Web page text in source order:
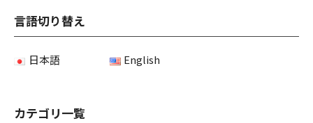
言語切り替え
日本語 English
カテゴリ一覧